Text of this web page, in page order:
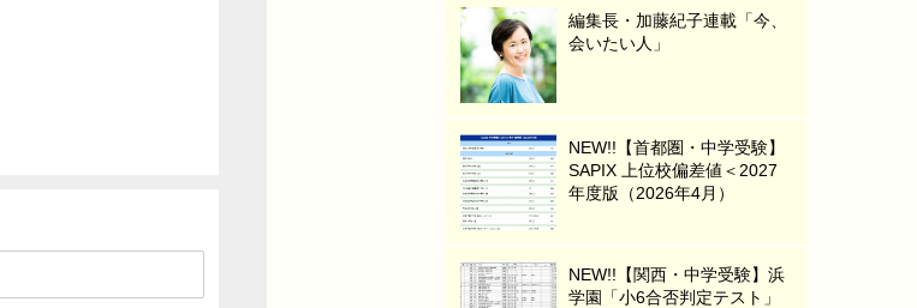
編集長・加藤紀子連載「今、
会いたい人」
NEW!!【首都圏・中学受験】
SAPIX 上位校偏差値＜2027
年度版（2026年4月）
NEW!!【関西・中学受験】浜
学園「小6合否判定テスト」